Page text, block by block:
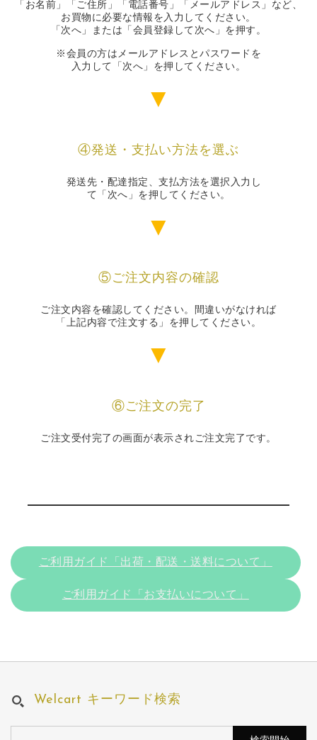
「お名前」「ご住所」「電話番号」「メールアドレス」など、
お買物に必要な情報を入力してください。
「次へ」または「会員登録して次へ」を押す。
※会員の方はメールアドレスとパスワードを
入力して「次へ」を押してください。
▼
④発送・支払い方法を選ぶ
発送先・配達指定、支払方法を選択入力し
て「次へ」を押してください。
▼
⑤ご注文内容の確認
ご注文内容を確認してください。間違いがなければ
「上記内容で注文する」を押してください。
▼
⑥ご注文の完了
ご注文受付完了の画面が表示されご注文完了です。
ご利用ガイド「出荷・配送・送料について」
ご利用ガイド「お支払いについて」
Welcart キーワード検索